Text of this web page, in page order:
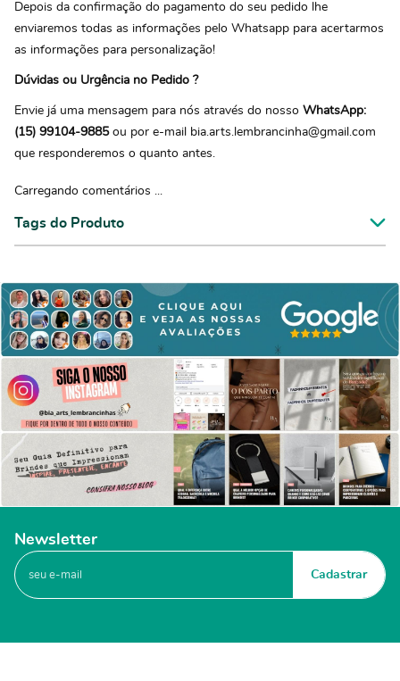
Depois da confirmação do pagamento do seu pedido lhe
enviaremos todas as informações pelo Whatsapp para acertarmos
as informações para personalização!
Dúvidas ou Urgência no Pedido ?
Envie já uma mensagem para nós através do nosso WhatsApp:
(15) 99104-9885 ou por e-mail bia.arts.lembrancinha@gmail.com
que responderemos o quanto antes.
Carregando comentários ...
Tags do Produto
Newsletter
Cadastrar